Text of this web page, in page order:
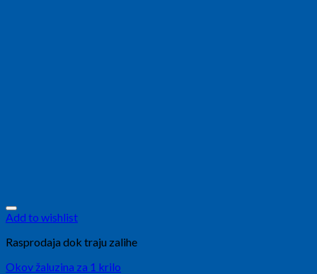
Add to wishlist
Rasprodaja dok traju zalihe
Okov žaluzina za 1 krilo